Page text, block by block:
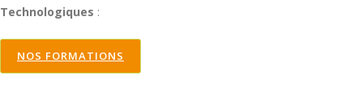
Technologiques :
NOS FORMATIONS